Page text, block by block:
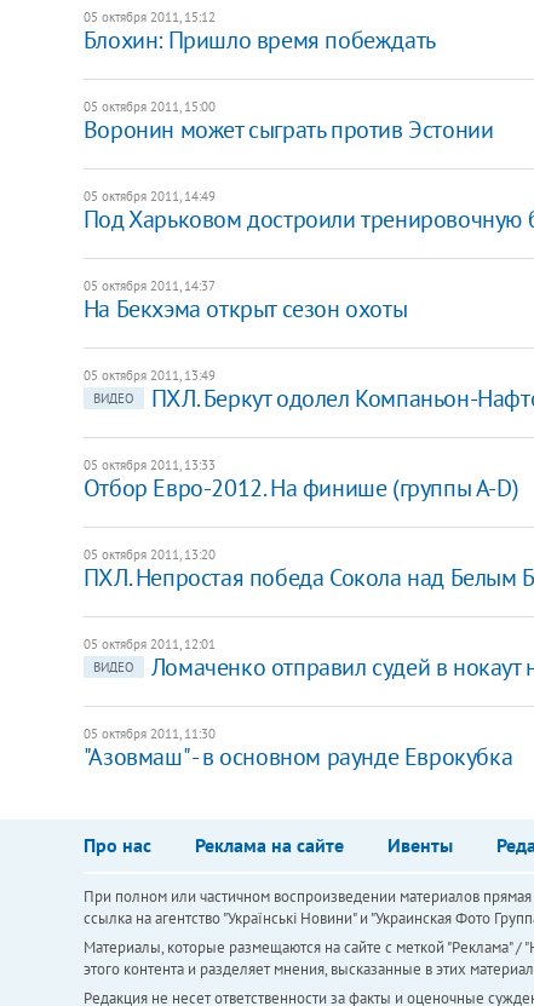
05 октября 2011, 15:12
Блохин: Пришло время побеждать
05 октября 2011, 15:00
Воронин может сыграть против Эстонии
05 октября 2011, 14:49
Под Харьковом достроили тренировочную
05 октября 2011, 14:37
На Бекхэма открыт сезон охоты
05 октября 2011, 13:49
ВИДЕО
ПХЛ. Беркут одолел Компаньон-
05 октября 2011, 13:33
​Отбор Евро-2012. На финише (группы А-D)
05 октября 2011, 13:20
ПХЛ. Непростая победа Сокола над Белым
05 октября 2011, 12:01
ВИДЕО
Ломаченко отправил судей в
05 октября 2011, 11:30
​"Азовмаш" - в основном раунде Еврокубка
Про нас Реклама на сайте Ивенты
При полном или частичном воспроизведении материалов
ссылка на агентство "Українськi Новини" и "Украинская Фото
Материалы, которые размещаются на сайте с меткой "Реклама" /
этого контента и разделяет мнения, высказанные в этих
Редакция не несет ответственности за факты и оценочные